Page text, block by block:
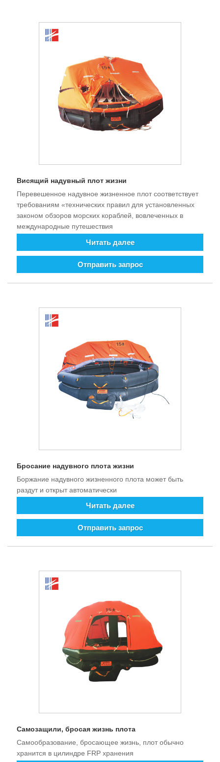
Висящий надувный плот жизни
Перевешенное надувное жизненное плот соответствует
требованиям «технических правил для установленных
законом обзоров морских кораблей, вовлеченных в
международные путешествия
Читать далее
Отправить запрос
Бросание надувного плота жизни
Боржание надувного жизненного плота может быть
раздут и открыт автоматически
Читать далее
Отправить запрос
Самозащили, бросая жизнь плота
Самообразование, бросающее жизнь, плот обычно
хранится в цилиндре FRP хранения